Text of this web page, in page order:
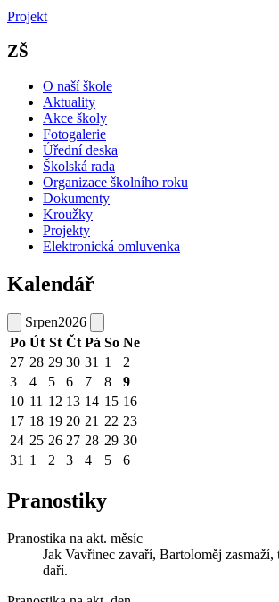
Projekt
ZŠ
O naší škole
Aktuality
Akce školy
Fotogalerie
Úřední deska
Školská rada
Organizace školního roku
Dokumenty
Kroužky
Projekty
Elektronická omluvenka
Kalendář
Srpen2026
Po Út St Čt Pá So Ne
27 28 29 30 31 1
2
3
4 5 6 7 8
9
10 11 12 13 14 15 16
17 18 19 20 21 22 23
24 25 26 27 28 29 30
31 1 2 3 4 5 6
Pranostiky
Pranostika na akt. měsíc
Jak Vavřinec zavaří, Bartoloměj zasmaží,
daří.